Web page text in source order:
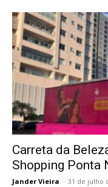
Carreta da
Shopping Ponta
Jander Vieira - 31 de julho